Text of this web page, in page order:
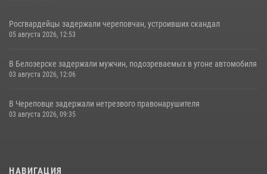
Росгвардейцы задержали череповчан, устроивших скандал
05 августа 2026, 12:53
В Белозерске задержали мужчин, подозреваемых в угоне автомобиля
03 августа 2026, 12:06
В Череповце задержали нетрезвого правонарушителя
03 августа 2026, 09:35
НАВИГАЦИЯ